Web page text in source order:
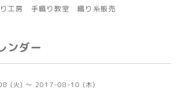
り工房 手織り教室 織り糸販売
ンダー
(火) ～ 2017-08-10 (木)